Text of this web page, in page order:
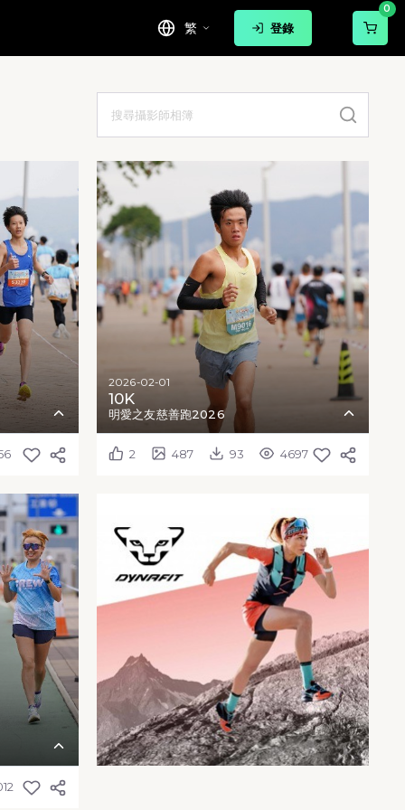
繁 登錄
0
2026-02-01
10K
明愛之友慈善跑2026
2 487 93 4697